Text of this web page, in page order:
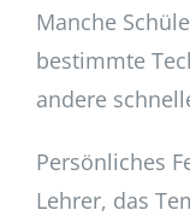
Manche
bestimmte
andere
Persönliches
Lehrer, das